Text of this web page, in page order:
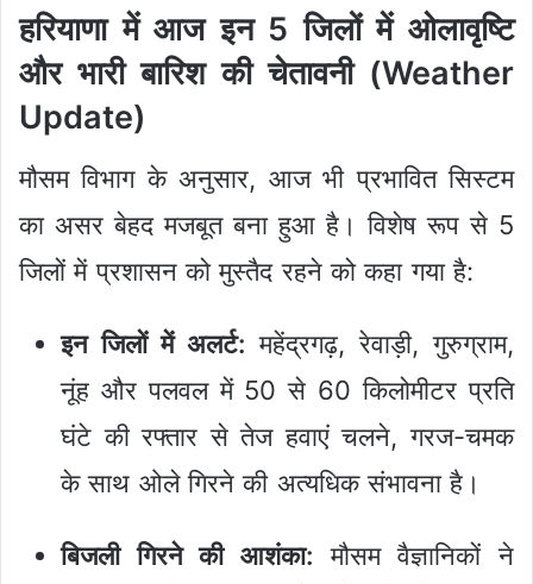
हरियाणा में आज इन 5 जिलों में ओलावृष्टि
और भारी बारिश की चेतावनी (Weather
Update)
मौसम विभाग के अनुसार, आज भी प्रभावित सिस्टम
का असर बेहद मजबूत बना हुआ है। विशेष रूप से 5
जिलों में प्रशासन को मुस्तैद रहने को कहा गया है:
इन जिलों में अलर्ट: महेंद्रगढ़, रेवाड़ी, गुरुग्राम,
नूंह और पलवल में 50 से 60 किलोमीटर प्रति
घंटे की रफ्तार से तेज हवाएं चलने, गरज-चमक
के साथ ओले गिरने की अत्यधिक संभावना है।
बिजली गिरने की आशंका: मौसम वैज्ञानिकों ने